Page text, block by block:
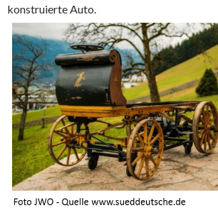
konstruierte Auto.